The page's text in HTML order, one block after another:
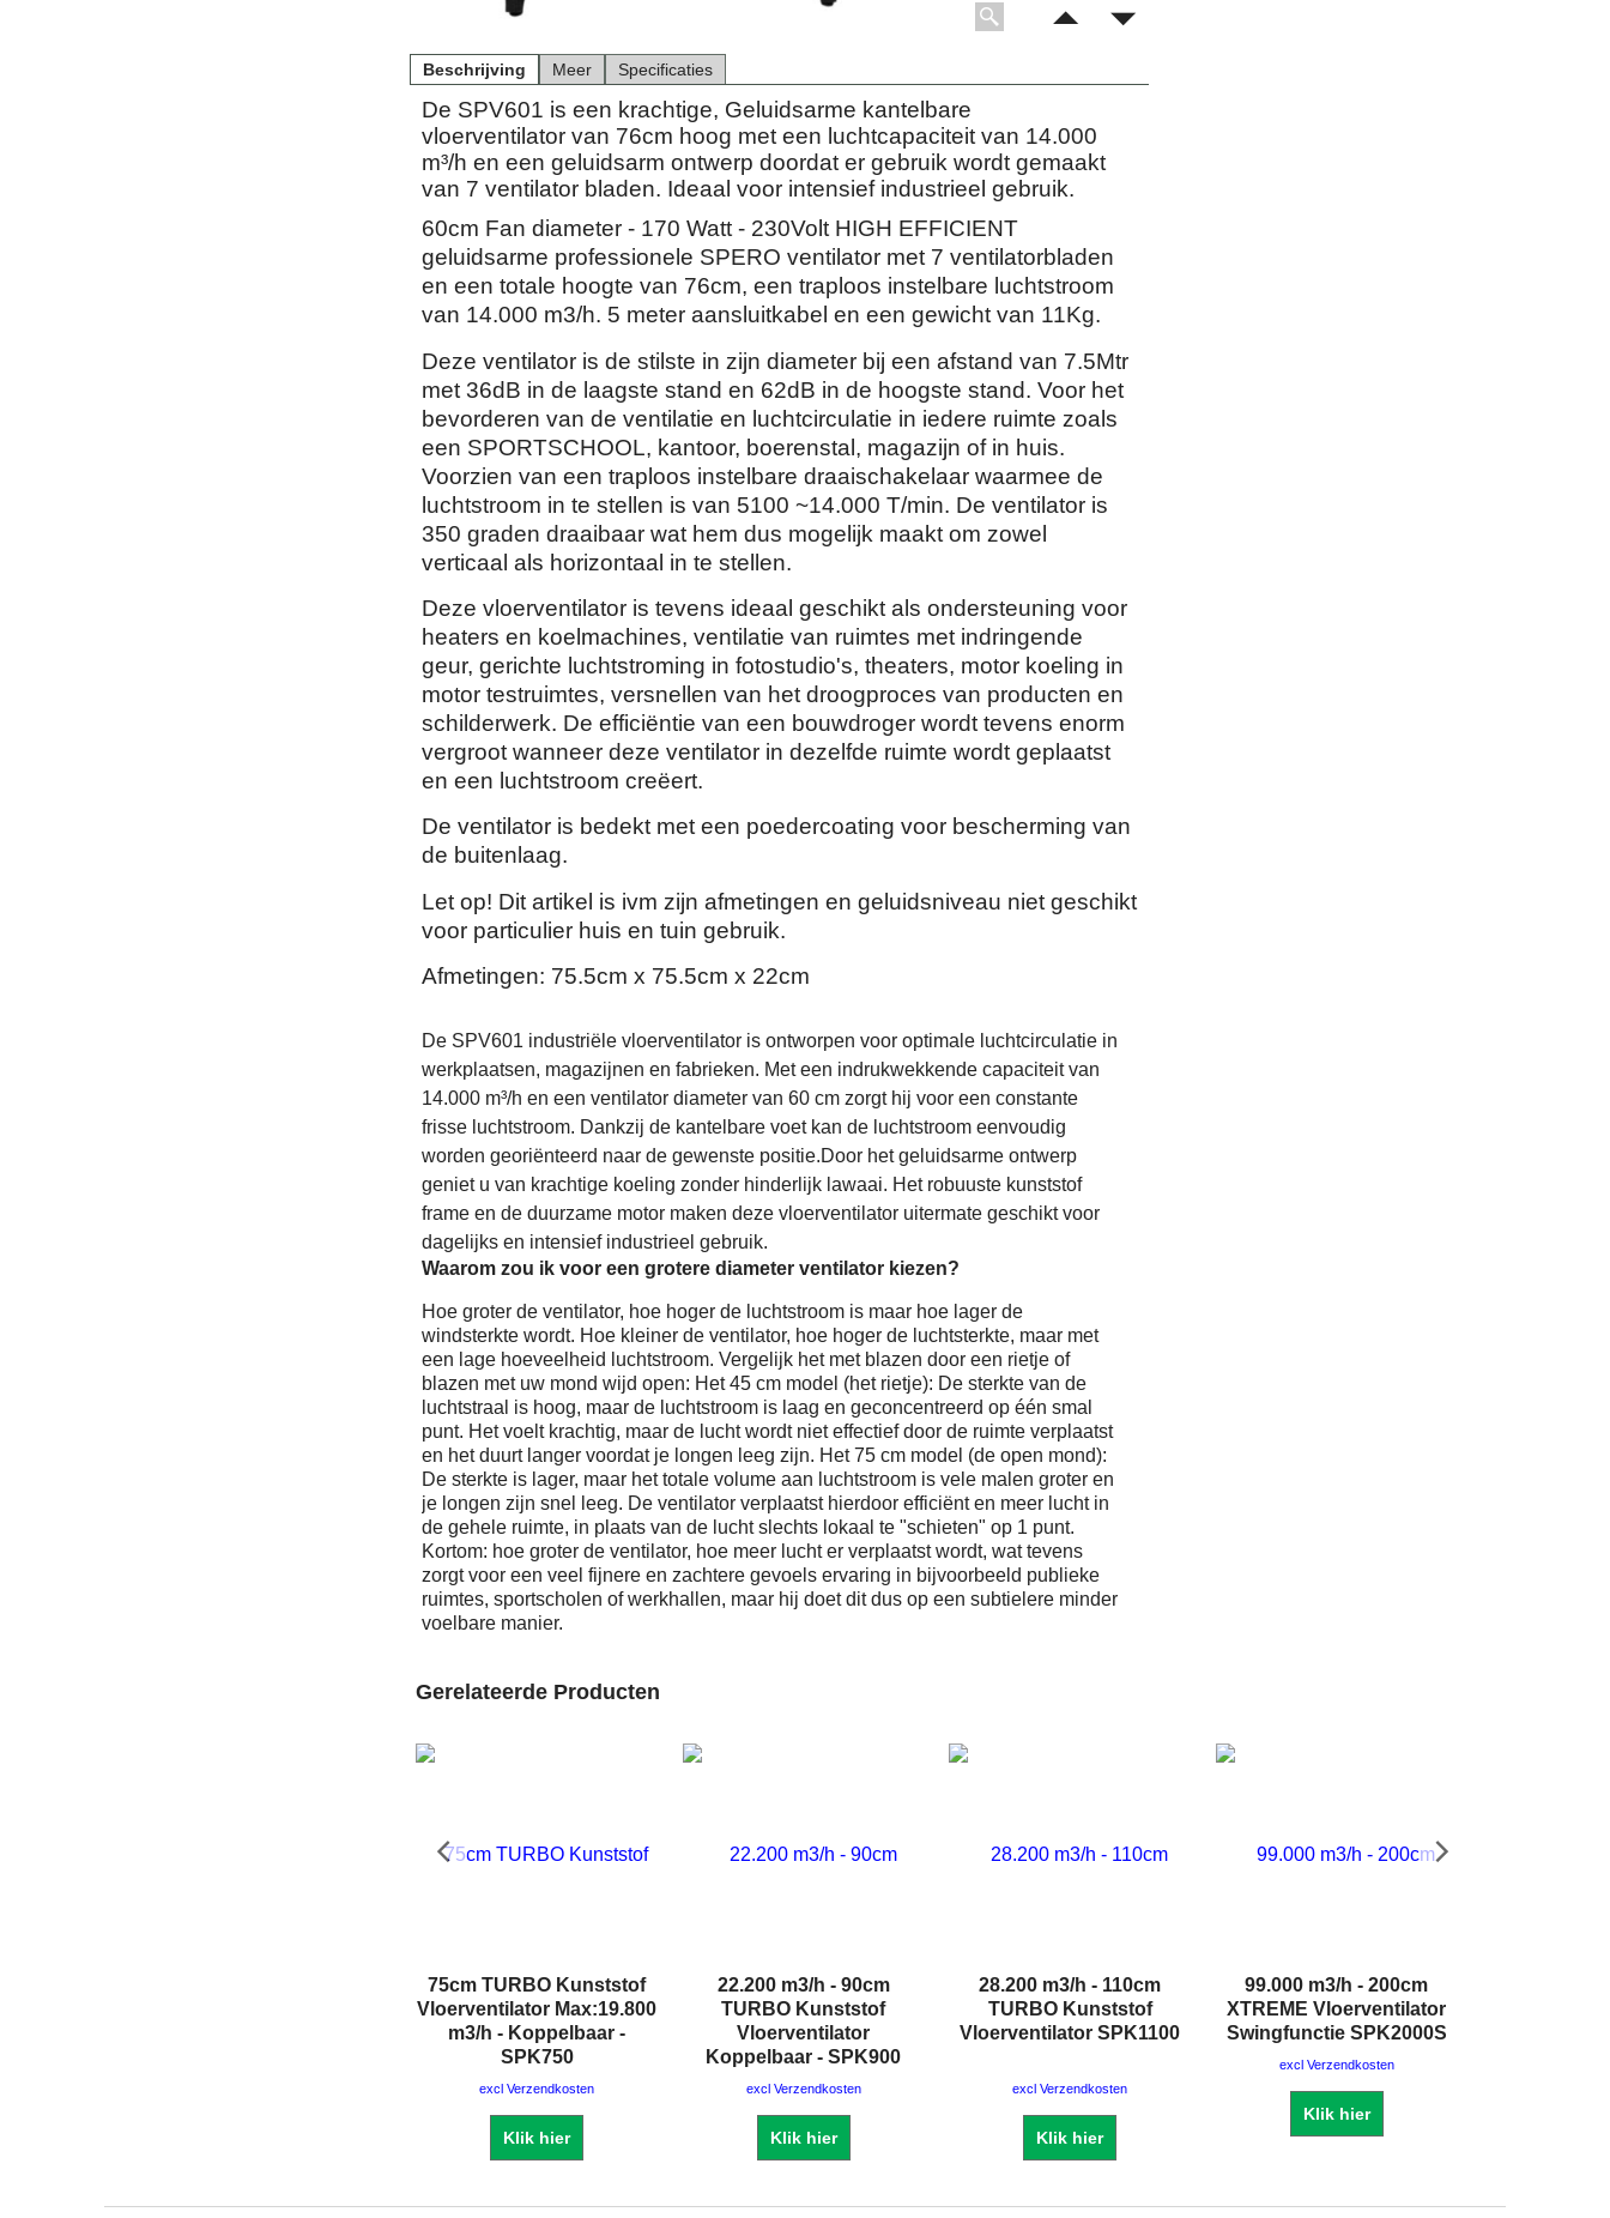
Beschrijving Meer Specificaties
De SPV601 is een krachtige, Geluidsarme kantelbare
vloerventilator van 76cm hoog met een luchtcapaciteit van 14.000
m³/h en een geluidsarm ontwerp doordat er gebruik wordt gemaakt
van 7 ventilator bladen. Ideaal voor intensief industrieel gebruik.
60cm Fan diameter - 170 Watt - 230Volt HIGH EFFICIENT
geluidsarme professionele SPERO ventilator met 7 ventilatorbladen
en een totale hoogte van 76cm, een traploos instelbare luchtstroom
van 14.000 m3/h. 5 meter aansluitkabel en een gewicht van 11Kg.
Deze ventilator is de stilste in zijn diameter bij een afstand van 7.5Mtr
met 36dB in de laagste stand en 62dB in de hoogste stand. Voor het
bevorderen van de ventilatie en luchtcirculatie in iedere ruimte zoals
een SPORTSCHOOL, kantoor, boerenstal, magazijn of in huis.
Voorzien van een traploos instelbare draaischakelaar waarmee de
luchtstroom in te stellen is van 5100 ~14.000 T/min. De ventilator is
350 graden draaibaar wat hem dus mogelijk maakt om zowel
verticaal als horizontaal in te stellen.
Deze vloerventilator is tevens ideaal geschikt als ondersteuning voor
heaters en koelmachines, ventilatie van ruimtes met indringende
geur, gerichte luchtstroming in fotostudio's, theaters, motor koeling in
motor testruimtes, versnellen van het droogproces van producten en
schilderwerk. De efficiëntie van een bouwdroger wordt tevens enorm
vergroot wanneer deze ventilator in dezelfde ruimte wordt geplaatst
en een luchtstroom creëert.
De ventilator is bedekt met een poedercoating voor bescherming van
de buitenlaag.
Let op! Dit artikel is ivm zijn afmetingen en geluidsniveau niet geschikt
voor particulier huis en tuin gebruik.
Afmetingen: 75.5cm x 75.5cm x 22cm
De SPV601 industriële vloerventilator is ontworpen voor optimale luchtcirculatie in
werkplaatsen, magazijnen en fabrieken. Met een indrukwekkende capaciteit van
14.000 m³/h en een ventilator diameter van 60 cm zorgt hij voor een constante
frisse luchtstroom. Dankzij de kantelbare voet kan de luchtstroom eenvoudig
worden georiënteerd naar de gewenste positie.Door het geluidsarme ontwerp
geniet u van krachtige koeling zonder hinderlijk lawaai. Het robuuste kunststof
frame en de duurzame motor maken deze vloerventilator uitermate geschikt voor
dagelijks en intensief industrieel gebruik.
Waarom zou ik voor een grotere diameter ventilator kiezen?
Hoe groter de ventilator, hoe hoger de luchtstroom is maar hoe lager de
windsterkte wordt. Hoe kleiner de ventilator, hoe hoger de luchtsterkte, maar met
een lage hoeveelheid luchtstroom. Vergelijk het met blazen door een rietje of
blazen met uw mond wijd open: Het 45 cm model (het rietje): De sterkte van de
luchtstraal is hoog, maar de luchtstroom is laag en geconcentreerd op één smal
punt. Het voelt krachtig, maar de lucht wordt niet effectief door de ruimte verplaatst
en het duurt langer voordat je longen leeg zijn. Het 75 cm model (de open mond):
De sterkte is lager, maar het totale volume aan luchtstroom is vele malen groter en
je longen zijn snel leeg. De ventilator verplaatst hierdoor efficiënt en meer lucht in
de gehele ruimte, in plaats van de lucht slechts lokaal te "schieten" op 1 punt.
Kortom: hoe groter de ventilator, hoe meer lucht er verplaatst wordt, wat tevens
zorgt voor een veel fijnere en zachtere gevoels ervaring in bijvoorbeeld publieke
ruimtes, sportscholen of werkhallen, maar hij doet dit dus op een subtielere minder
voelbare manier.
Gerelateerde Producten
75cm TURBO Kunststof
Vloerventilator Max:19.800
m3/h - Koppelbaar -
SPK750
excl Verzendkosten
Klik hier
22.200 m3/h - 90cm
TURBO Kunststof
Vloerventilator
Koppelbaar - SPK900
excl Verzendkosten
Klik hier
28.200 m3/h - 110cm
TURBO Kunststof
Vloerventilator SPK1100
excl Verzendkosten
Klik hier
99.000 m3/h - 200cm
XTREME Vloerventilator
Swingfunctie SPK2000S
excl Verzendkosten
Klik hier